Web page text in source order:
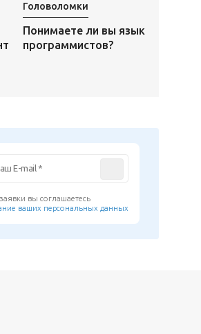
Головоломки
Понимаете ли вы язык
программистов?
вы соглашаетесь
ваших персональных данных